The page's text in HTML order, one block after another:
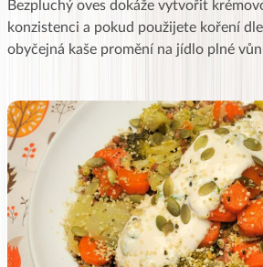
Bezpluchý oves dokáže vytvořit
konzistenci a pokud použijete koření
obyčejná kaše promění na jídlo plné